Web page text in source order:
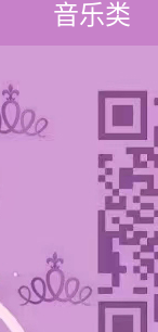
音乐类